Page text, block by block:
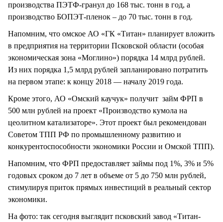
производства ПЭТФ-гранул до 168 тыс. тонн в год, а
производство БОПЭТ-пленок – до 70 тыс. тонн в год.
Напомним, что омское АО «ГК «Титан» планирует вложить
в предприятия на территории Псковской области (особая
экономическая зона «Моглино») порядка 14 млрд рублей.
Из них порядка 1,5 млрд рублей запланировано потратить
на первом этапе: к концу 2018 — началу 2019 года.
Кроме этого, АО «Омский каучук» получит займ ФРП в
500 млн рублей на проект «Производство кумола на
цеолитном катализаторе». Этот проект был рекомендован
Советом ТПП РФ по промышленному развитию и
конкурентоспособности экономики России и Омской ТПП).
Напомним, что ФРП предоставляет займы под 1%, 3% и 5%
годовых сроком до 7 лет в объеме от 5 до 750 млн рублей,
стимулируя приток прямых инвестиций в реальный сектор
экономики.
На фото: так сегодня выглядит псковский завод «Титан-